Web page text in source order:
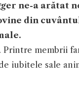
ne-a arătat
din
membrii
iubitele sale